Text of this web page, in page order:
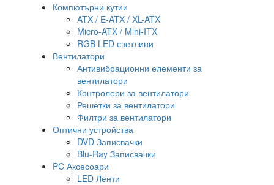
Компютърни кутии
ATX / E-ATX / XL-ATX
Micro-ATX / Mini-ITX
RGB LED светлини
Вентилатори
Антивибрационни елементи за
вентилатори
Контролери за вентилатори
Решетки за вентилатори
Филтри за вентилатори
Оптични устройства
DVD Записвачки
Blu-Ray Записвачки
PC Аксесоари
LED Ленти